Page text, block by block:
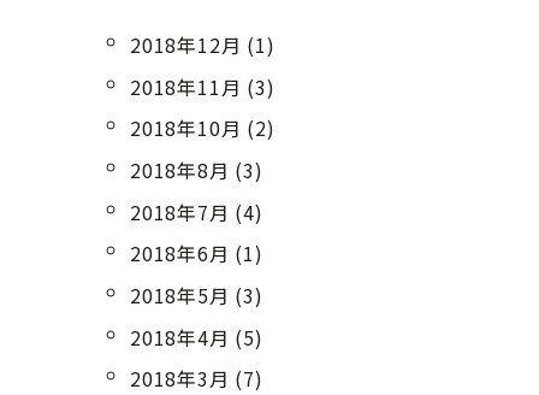
2018年12月 (1)
2018年11月 (3)
2018年10月 (2)
2018年8月 (3)
2018年7月 (4)
2018年6月 (1)
2018年5月 (3)
2018年4月 (5)
2018年3月 (7)